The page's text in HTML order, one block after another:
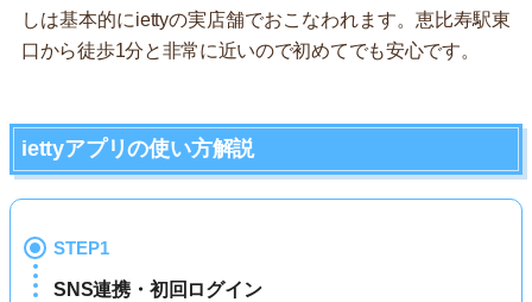
しは基本的にiettyの実店舗でおこなわれます。恵比寿駅東
口から徒歩1分と非常に近いので初めてでも安心です。
iettyアプリの使い方解説
STEP1
SNS連携・初回ログイン